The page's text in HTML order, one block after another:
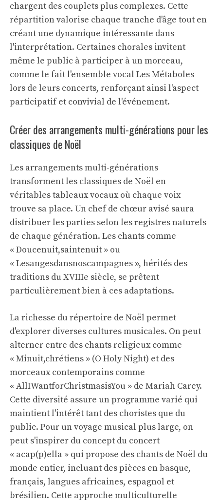
chargent des couplets plus complexes. Cette
répartition valorise chaque tranche d'âge tout en
créant une dynamique intéressante dans
l'interprétation. Certaines chorales invitent
même le public à participer à un morceau,
comme le fait l'ensemble vocal Les Métaboles
lors de leurs concerts, renforçant ainsi l'aspect
participatif et convivial de l'événement.
Créer des arrangements multi-générations pour les
classiques de Noël
Les arrangements multi-générations
transforment les classiques de Noël en
véritables tableaux vocaux où chaque voix
trouve sa place. Un chef de chœur avisé saura
distribuer les parties selon les registres naturels
de chaque génération. Les chants comme
« Doucenuit,saintenuit » ou
« Lesangesdansnoscampagnes », hérités des
traditions du XVIIIe siècle, se prêtent
particulièrement bien à ces adaptations.
La richesse du répertoire de Noël permet
d'explorer diverses cultures musicales. On peut
alterner entre des chants religieux comme
« Minuit,chrétiens » (O Holy Night) et des
morceaux contemporains comme
« AllIWantforChristmasisYou » de Mariah Carey.
Cette diversité assure un programme varié qui
maintient l'intérêt tant des choristes que du
public. Pour un voyage musical plus large, on
peut s'inspirer du concept du concert
« acap(p)ella » qui propose des chants de Noël du
monde entier, incluant des pièces en basque,
français, langues africaines, espagnol et
brésilien. Cette approche multiculturelle